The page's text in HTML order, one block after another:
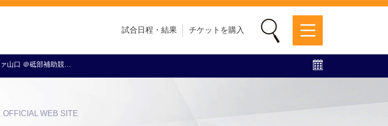
試合日程・結果 チケットを購入
報 レディース
山口 ＠砥部補助競…
OFFICIAL WEB SITE